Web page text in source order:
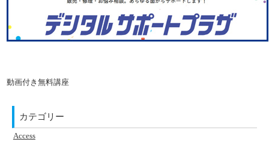
動画付き無料講座
カテゴリー
Access